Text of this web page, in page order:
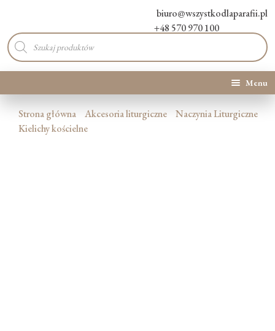
biuro@wszystkodlaparafii.pl
+48 570 970 100
Wyszukiwarka
produktów
Menu
Kategorie produktów
Strona główna Akcesoria liturgiczne
Naczynia Liturgiczne
Kielichy kościelne